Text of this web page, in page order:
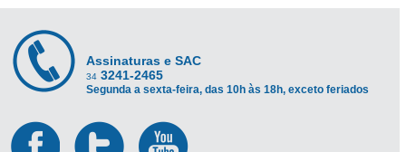
Assinaturas e SAC
34 3241-2465
Segunda a sexta-feira, das 10h às 18h, exceto feriados